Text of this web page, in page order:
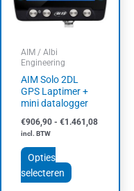
AIM / Albi
Engineering
AIM Solo 2DL
GPS Laptimer +
mini datalogger
€906,90 - €1.461,08
incl. BTW
Opties
selecteren
Deze
optie
worden
op
de